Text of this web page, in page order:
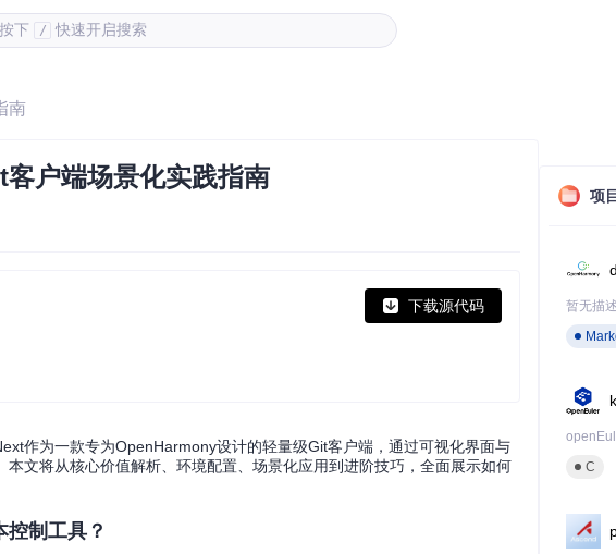
按下 / 快速开启搜索
南
户端场景化实践指南
下载源代码
作为一款专为OpenHarmony设计的轻量级Git客户端，通过可视化界面与
文将从核心价值解析、环境配置、场景化应用到进阶技巧，全面展示如何
制工具？
项
暂无描述
C